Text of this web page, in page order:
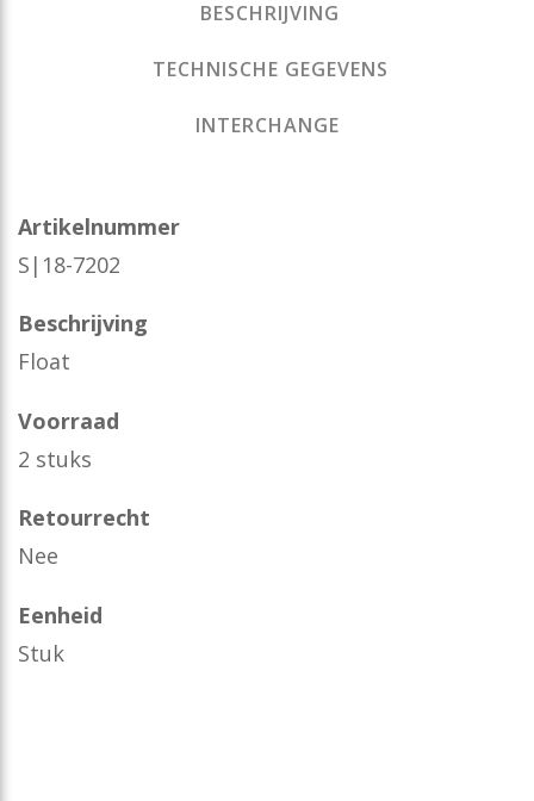
BESCHRIJVING
TECHNISCHE GEGEVENS
INTERCHANGE
Artikelnummer
S|18-7202
Beschrijving
Float
Voorraad
2 stuks
Retourrecht
Nee
Eenheid
Stuk